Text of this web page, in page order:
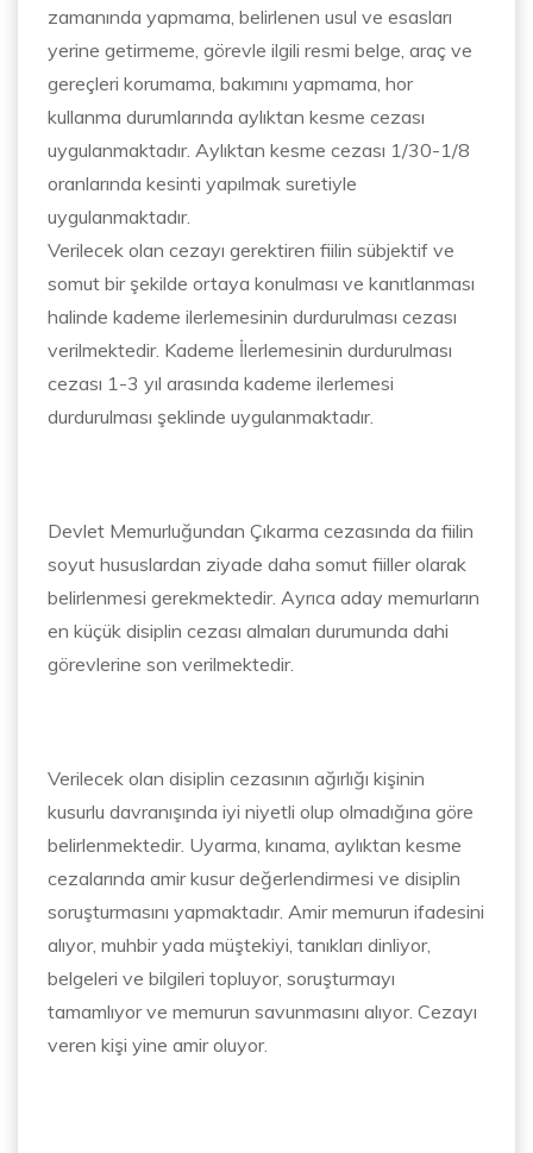
zamanında yapmama, belirlenen usul ve esasları
yerine getirmeme, görevle ilgili resmi belge, araç ve
gereçleri korumama, bakımını yapmama, hor
kullanma durumlarında aylıktan kesme cezası
uygulanmaktadır. Aylıktan kesme cezası 1/30-1/8
oranlarında kesinti yapılmak suretiyle
uygulanmaktadır.
Verilecek olan cezayı gerektiren fiilin sübjektif ve
somut bir şekilde ortaya konulması ve kanıtlanması
halinde kademe ilerlemesinin durdurulması cezası
verilmektedir. Kademe İlerlemesinin durdurulması
cezası 1-3 yıl arasında kademe ilerlemesi
durdurulması şeklinde uygulanmaktadır.
Devlet Memurluğundan Çıkarma cezasında da fiilin
soyut hususlardan ziyade daha somut fiiller olarak
belirlenmesi gerekmektedir. Ayrıca aday memurların
en küçük disiplin cezası almaları durumunda dahi
görevlerine son verilmektedir.
Verilecek olan disiplin cezasının ağırlığı kişinin
kusurlu davranışında iyi niyetli olup olmadığına göre
belirlenmektedir. Uyarma, kınama, aylıktan kesme
cezalarında amir kusur değerlendirmesi ve disiplin
soruşturmasını yapmaktadır. Amir memurun ifadesini
alıyor, muhbir yada müştekiyi, tanıkları dinliyor,
belgeleri ve bilgileri topluyor, soruşturmayı
tamamlıyor ve memurun savunmasını alıyor. Cezayı
veren kişi yine amir oluyor.